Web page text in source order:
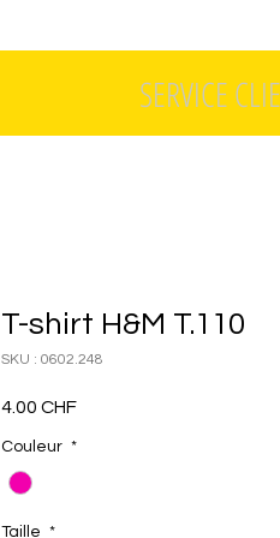
SERVICE
T-shirt H&M T.110
SKU : 0602.248
4.00 CHFPrix
Couleur *
Taille *